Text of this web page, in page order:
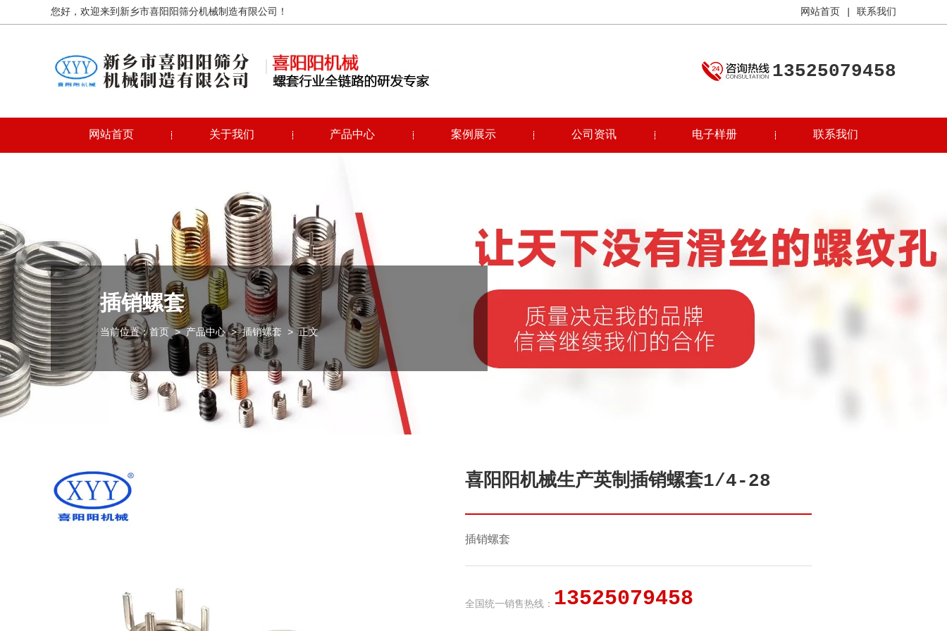
您好，欢迎来到新乡市喜阳阳筛分机械制造有限公司！ 网站首页 联系我们
13525079458
网站首页 关于我们 产品中心 案例展示 公司资讯 电子样册 联系我们
插销螺套
当前位置：首页 >产品中心>插销螺套 > 正文
喜阳阳机械生产英制插销螺套1/4-28
插销螺套
全国统一销售热线： 13525079458